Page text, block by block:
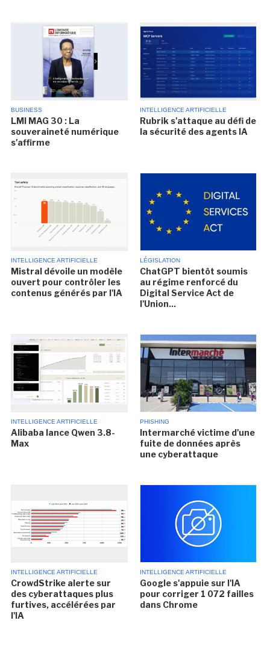
BUSINESS
LMI MAG 30 : La
souveraineté numérique
s'affirme
INTELLIGENCE ARTIFICIELLE
Rubrik s'attaque au défi de
la sécurité des agents IA
INTELLIGENCE ARTIFICIELLE
Mistral dévoile un modèle
ouvert pour contrôler les
contenus générés par l'IA
LÉGISLATION
ChatGPT bientôt soumis
au régime renforcé du
Digital Service Act de
l'Union...
INTELLIGENCE ARTIFICIELLE
Alibaba lance Qwen 3.8-
Max
PHISHING
Intermarché victime d'une
fuite de données après
une cyberattaque
INTELLIGENCE ARTIFICIELLE
CrowdStrike alerte sur
des cyberattaques plus
furtives, accélérées par
l'IA
INTELLIGENCE ARTIFICIELLE
Google s'appuie sur l'IA
pour corriger 1 072 failles
dans Chrome